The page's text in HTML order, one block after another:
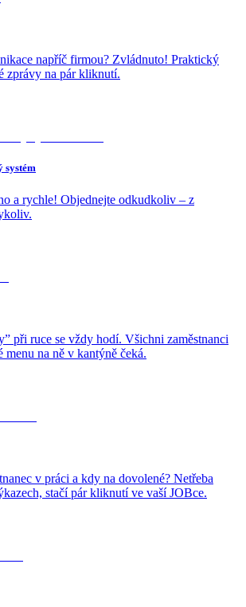
napříč firmou? Zvládnuto! Praktický
zprávy na pár kliknutí.
systém
a rychle! Objednejte odkudkoliv – z
při ruce se vždy hodí. Všichni zaměstnanci
menu na ně v kantýně čeká.
v práci a kdy na dovolené? Netřeba
stačí pár kliknutí ve vaší JOBce.